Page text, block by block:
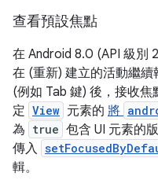
查看預設焦點
在 Android 8.0 (API 級別
在 (重新) 建立的活動繼
(例如 Tab 鍵) 後，接收
定 View 元素的 將
為 true 包含 UI 元素的
傳入
輯。